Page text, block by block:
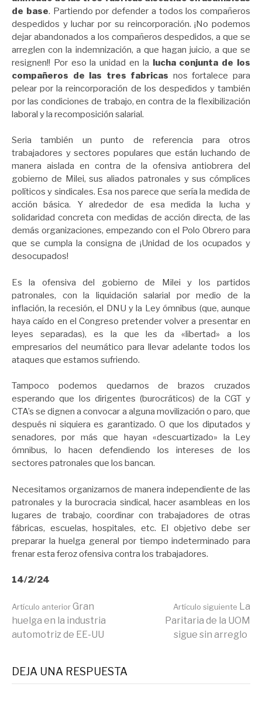
de base. Partiendo por defender a todos los compañeros
despedidos y luchar por su reincorporación. ¡No podemos
dejar abandonados a los compañeros despedidos, a que se
arreglen con la indemnización, a que hagan juicio, a que se
resignen!! Por eso la unidad en la lucha conjunta de los
compañeros de las tres fabricas nos fortalece para
pelear por la reincorporación de los despedidos y también
por las condiciones de trabajo, en contra de la flexibilización
laboral y la recomposición salarial.
Seria también un punto de referencia para otros
trabajadores y sectores populares que están luchando de
manera aislada en contra de la ofensiva antiobrera del
gobierno de Milei, sus aliados patronales y sus cómplices
políticos y sindicales. Esa nos parece que sería la medida de
acción básica. Y alrededor de esa medida la lucha y
solidaridad concreta con medidas de acción directa, de las
demás organizaciones, empezando con el Polo Obrero para
que se cumpla la consigna de ¡Unidad de los ocupados y
desocupados!
Es la ofensiva del gobierno de Milei y los partidos
patronales, con la liquidación salarial por medio de la
inflación, la recesión, el DNU y la Ley ómnibus (que, aunque
haya caído en el Congreso pretender volver a presentar en
leyes separadas), es la que les da «libertad» a los
empresarios del neumático para llevar adelante todos los
ataques que estamos sufriendo.
Tampoco podemos quedarnos de brazos cruzados
esperando que los dirigentes (burocráticos) de la CGT y
CTA’s se dignen a convocar a alguna movilización o paro, que
después ni siquiera es garantizado. O que los diputados y
senadores, por más que hayan «descuartizado» la Ley
ómnibus, lo hacen defendiendo los intereses de los
sectores patronales que los bancan.
Necesitamos organizarnos de manera independiente de las
patronales y la burocracia sindical, hacer asambleas en los
lugares de trabajo, coordinar con trabajadores de otras
fábricas, escuelas, hospitales, etc. El objetivo debe ser
preparar la huelga general por tiempo indeterminado para
frenar esta feroz ofensiva contra los trabajadores.
14/2/24
Seguir
Artículo anteriorGran
huelga en la industria
automotriz de EE-UU
Artículo siguiente La
Paritaria de la UOM
sigue sin arreglo
DEJA UNA RESPUESTA